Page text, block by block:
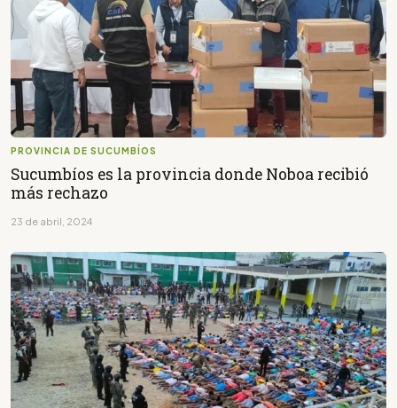
PROVINCIA DE SUCUMBÍOS
Sucumbíos es la provincia donde Noboa recibió
más rechazo
23 de abril, 2024